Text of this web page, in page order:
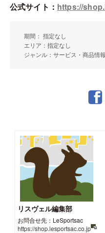
公式サイト： https://
期間： 指定なし
エリア：指定なし
ジャンル：サービス・商品情
リスヴェル編集部
お問合せ先：LeSportsac
https://shop.lesportsac.co.jp